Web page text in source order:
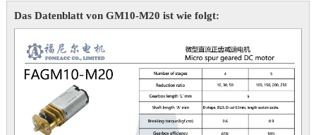
Das Datenblatt von GM10-M20 ist wie folgt: